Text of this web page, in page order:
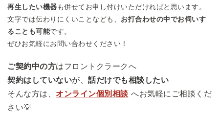
再生したい機器も併せてお申し付けいただければと思います。
文字では伝わりにくいことなども、 お打合わせの中でお伺いす
ることも可能です。
ぜひお気軽にお問い合わせください！
ご契約中の方はフロントクラークへ
契約はしていないが、 話だけでも相談したい
そんな方は、 オンライン個別相談 へお気軽にご相談くだ
さい💡